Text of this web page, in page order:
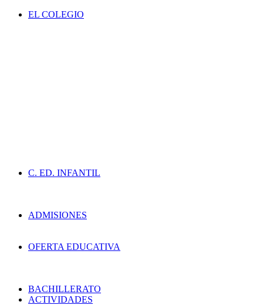
EL COLEGIO
C. ED. INFANTIL
ADMISIONES
OFERTA EDUCATIVA
BACHILLERATO
ACTIVIDADES